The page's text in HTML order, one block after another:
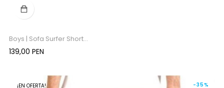
Boys | Sofa Surfer Short...
Precio
139,00 PEN
¡EN OFERTA! -35%